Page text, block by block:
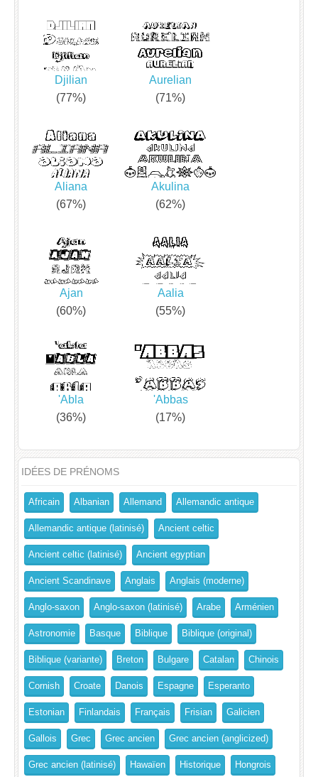
Djilian
(77%)
Aurelian
(71%)
Aliana
(67%)
Akulina
(62%)
Ajan
(60%)
Aalia
(55%)
'Abla
(36%)
'Abbas
(17%)
IDÉES DE PRÉNOMS
Africain Albanian Allemand Allemandic antique
Allemandic antique (latinisé) Ancient celtic
Ancient celtic (latinisé) Ancient egyptian
Ancient Scandinave Anglais Anglais (moderne)
Anglo-saxon Anglo-saxon (latinisé) Arabe Arménien
Astronomie Basque Biblique Biblique (original)
Biblique (variante) Breton Bulgare Catalan Chinois
Cornish Croate Danois Espagne Esperanto
Estonian Finlandais Français Frisian Galicien
Gallois Grec Grec ancien Grec ancien (anglicized)
Grec ancien (latinisé) Hawaïen Historique Hongrois